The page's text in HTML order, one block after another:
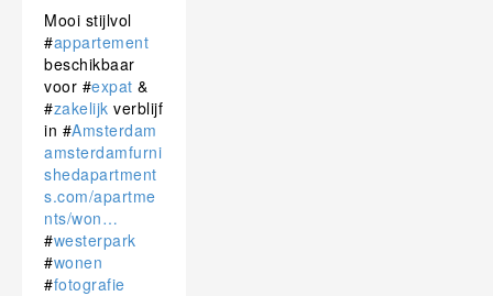
Mooi stijlvol
#appartement
beschikbaar
voor #expat &
#zakelijk verblijf
in #Amsterdam
amsterdamfurni
shedapartment
s.com/apartme
nts/won…
#westerpark
#wonen
#fotografie